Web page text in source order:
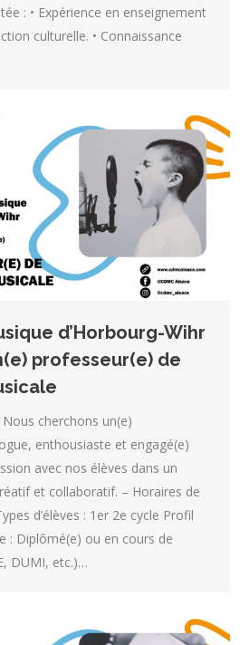
: • Expérience en enseignement
culturelle. • Connaissance
d’Horbourg-Wihr
professeur(e) de
cherchons un(e)
enthousiaste et engagé(e)
avec nos élèves dans un
et collaboratif. – Horaires de
d’élèves : 1er 2e cycle Profil
: Diplômé(e) ou en cours de
DUMI, etc.)…